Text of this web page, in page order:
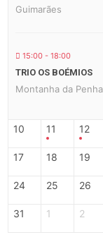
Guimarães
15:00 - 18:00
TRIO OS BOÉMIOS
Montanha da Penha
10 11 12
17 18 19
24 25 26
31 1 2